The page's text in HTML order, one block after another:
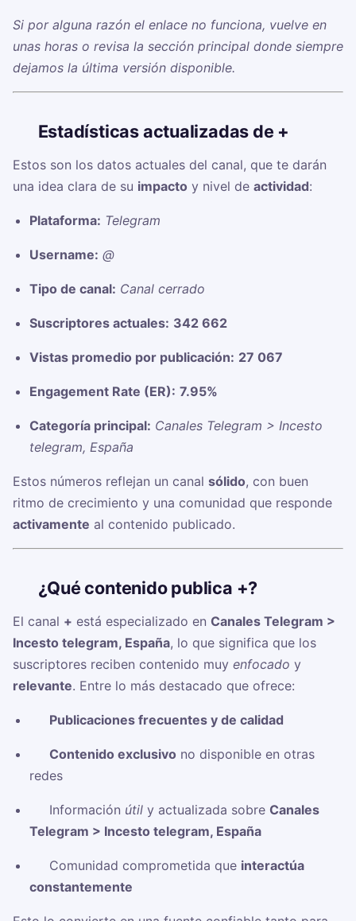
Si por alguna razón el enlace no funciona, vuelve en
unas horas o revisa la sección principal donde siempre
dejamos la última versión disponible.
Estadísticas actualizadas de +
Estos son los datos actuales del canal, que te darán
una idea clara de su impacto y nivel de actividad:
Plataforma: Telegram
Username: @
Tipo de canal: Canal cerrado
Suscriptores actuales: 342 662
Vistas promedio por publicación: 27 067
Engagement Rate (ER): 7.95%
Categoría principal: Canales Telegram > Incesto
telegram, España
Estos números reflejan un canal sólido, con buen
ritmo de crecimiento y una comunidad que responde
activamente al contenido publicado.
¿Qué contenido publica +?
El canal + está especializado en Canales Telegram >
Incesto telegram, España, lo que significa que los
suscriptores reciben contenido muy enfocado y
relevante. Entre lo más destacado que ofrece:
Publicaciones frecuentes y de calidad
Contenido exclusivo no disponible en otras
redes
✅ Información útily actualizada sobre Canales
Telegram > Incesto telegram, España
✅ Comunidad comprometida que interactúa
constantemente